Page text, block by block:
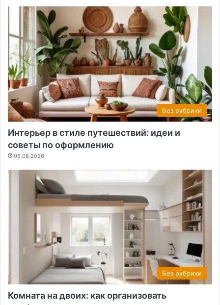
Без рубрики
Интерьер в стиле путешествий: идеи и
советы по оформлению
06.08.2026
Без рубрики
Комната на двоих: как организовать